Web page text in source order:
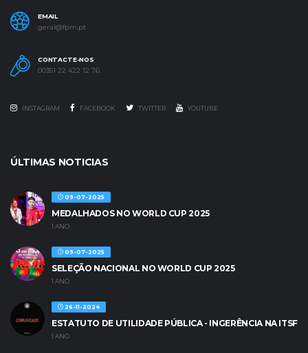
EMAIL
geral@fpm.pt
CONTACTE-NOS
00351 22 422 12 76
INSTAGRAM FACEBOOK TWITTER YOUTUBE
ÚLTIMAS NOTICIAS
09-07-2025
MEDALHADOS NO WORLD CUP 2025
1 ANO
09-07-2025
SELEÇÃO NACIONAL NO WORLD CUP 2025
1 ANO
26-11-2024
ESTATUTO DE UTILIDADE PÚBLICA - INGERÊNCIA NA ITSF
1 ANO